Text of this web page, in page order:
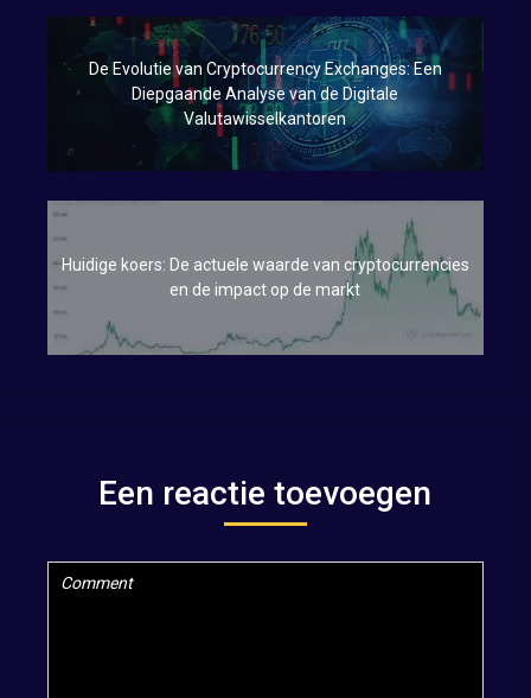
De Evolutie van Cryptocurrency Exchanges: Een
Diepgaande Analyse van de Digitale
Valutawisselkantoren
Huidige koers: De actuele waarde van cryptocurrencies
en de impact op de markt
Een reactie toevoegen